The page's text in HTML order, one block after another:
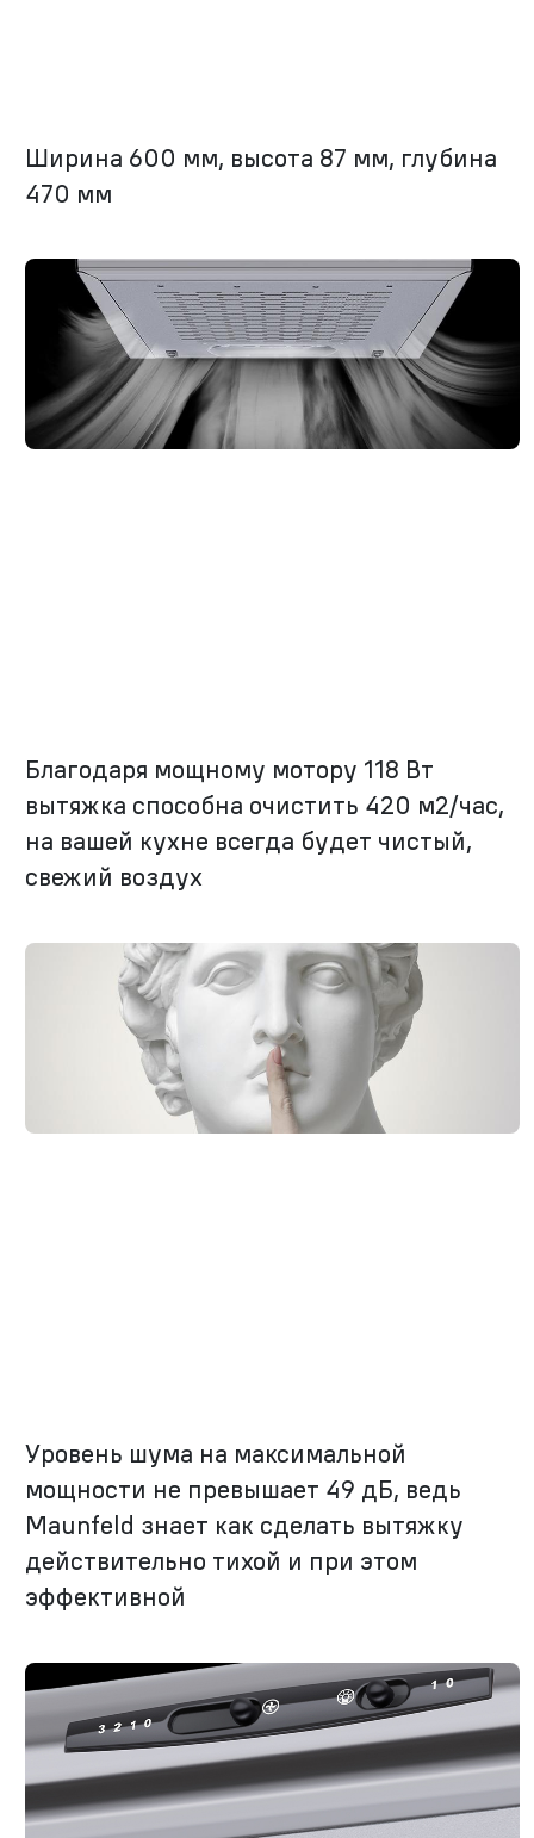
Ширина 600 мм, высота 87 мм, глубина
470 мм
Благодаря мощному мотору 118 Вт
вытяжка способна очистить 420 м2/час,
на вашей кухне всегда будет чистый,
свежий воздух
Уровень шума на максимальной
мощности не превышает 49 дБ, ведь
Maunfeld знает как сделать вытяжку
действительно тихой и при этом
эффективной